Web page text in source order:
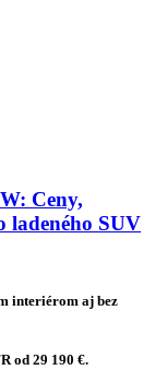
Ceny,
ladeného SUV
interiérom aj bez
od 29 190 €.